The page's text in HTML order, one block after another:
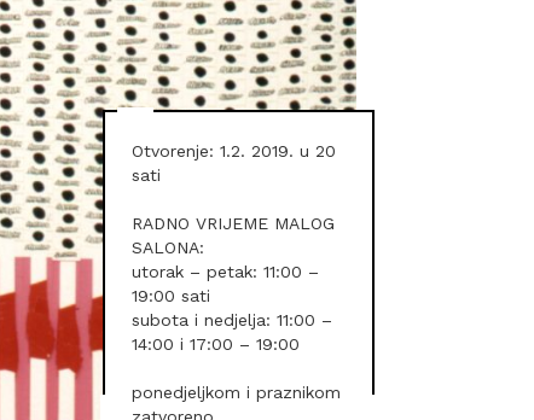
Otvorenje: 1.2. 2019. u 20
sati
RADNO VRIJEME MALOG
SALONA:
utorak – petak: 11:00 –
19:00 sati
subota i nedjelja: 11:00 –
14:00 i 17:00 – 19:00
ponedjeljkom i praznikom
zatvoreno